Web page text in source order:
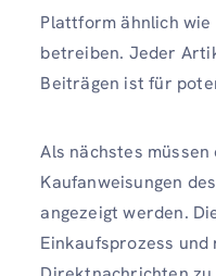
Plattform ähnlich wie
betreiben. Jeder
Beiträgen ist für
Als nächstes
Kaufanweisungen
angezeigt werden.
Einkaufsprozess